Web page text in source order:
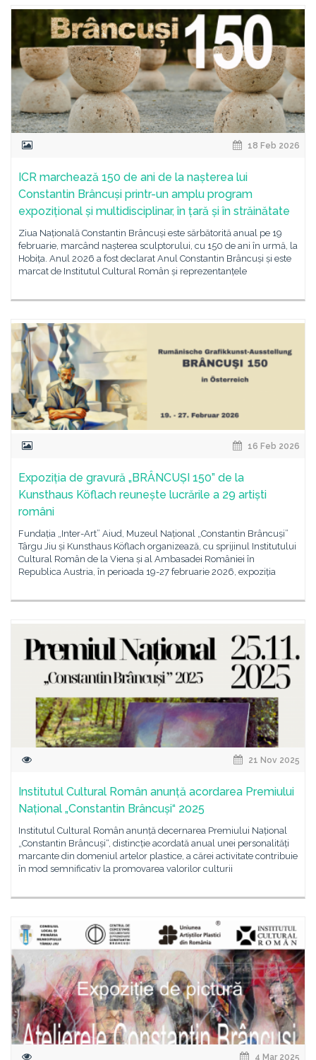
18 Feb 2026
ICR marchează 150 de ani de la nașterea lui
Constantin Brâncuși printr-un amplu program
expozițional și multidisciplinar, în țară și în străinătate
Ziua Națională Constantin Brâncuși este sărbătorită anual pe 19
februarie, marcând nașterea sculptorului, cu 150 de ani în urmă, la
Hobița. Anul 2026 a fost declarat Anul Constantin Brâncuși și este
marcat de Institutul Cultural Român și reprezentanțele
16 Feb 2026
Expoziția de gravură „BRÂNCUȘI 150” de la
Kunsthaus Köflach reunește lucrările a 29 artiști
români
Fundația „Inter-Art” Aiud, Muzeul Național „Constantin Brâncuși”
Târgu Jiu și Kunsthaus Köflach organizează, cu sprijinul Institutului
Cultural Român de la Viena și al Ambasadei României în
Republica Austria, în perioada 19-27 februarie 2026, expoziția
21 Nov 2025
Institutul Cultural Român anunță acordarea Premiului
Național „Constantin Brâncuși“ 2025
Institutul Cultural Român anunță decernarea Premiului Național
„Constantin Brâncuși“, distincție acordată anual unei personalități
marcante din domeniul artelor plastice, a cărei activitate contribuie
în mod semnificativ la promovarea valorilor culturii
4 Mar 2025